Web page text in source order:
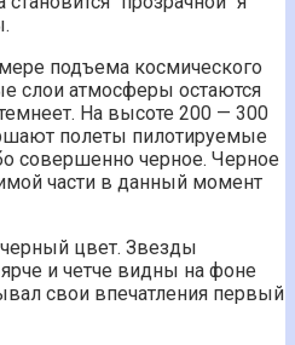
подъема космического
слои атмосферы остаются
На высоте 200 — 300
полеты пилотируемые
совершенно черное. Черное
части в данный момент
цвет. Звезды
и четче видны на фоне
свои впечатления первый